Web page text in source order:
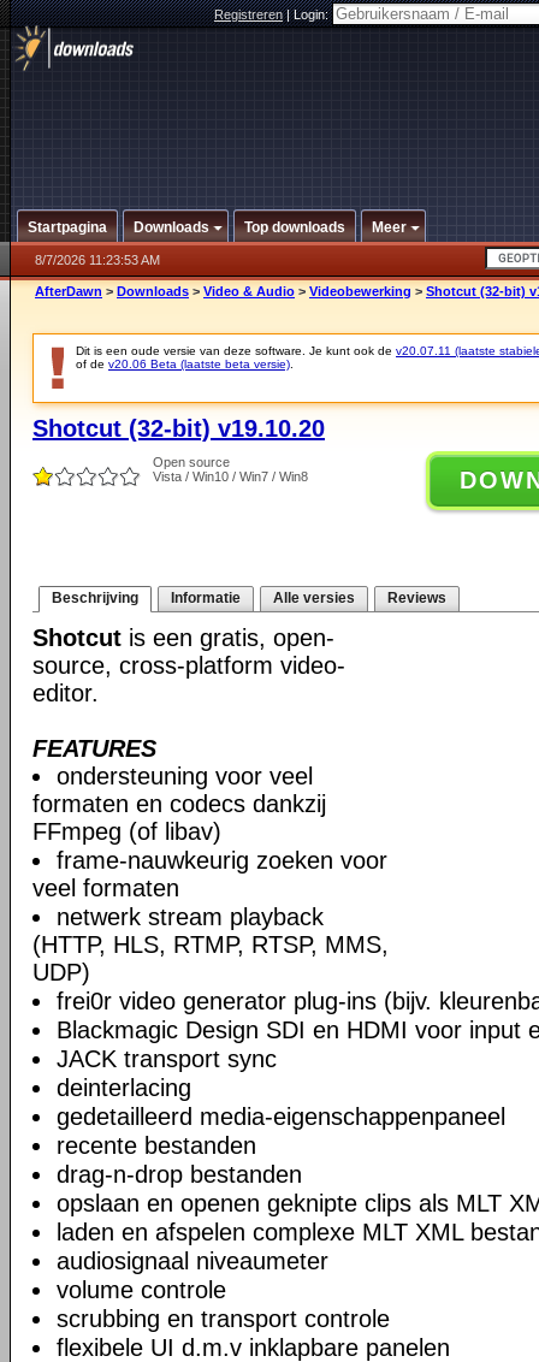
Registreren|Login:
Startpagina Downloads Top downloads Meer
8/7/2026 11:23:53 AM
AfterDawn > Downloads > Video & Audio > Videobewerking > Shotcut (32-bit)
Dit is een oude versie van deze software. Je kunt ook de v20.07.11 (laatste
of de v20.06 Beta (laatste beta versie)
Shotcut (32-bit) v19.10.20
Open source
Vista / Win10 / Win7 / Win8
Beschrijving Informatie Alle versies Reviews
Shotcut is een gratis, open-
source, cross-platform video-
editor.
FEATURES
ondersteuning voor veel
formaten en codecs dankzij
FFmpeg (of libav)
frame-nauwkeurig zoeken voor
veel formaten
netwerk stream playback
(HTTP, HLS, RTMP, RTSP, MMS,
UDP)
frei0r video generator plug-ins (bijv.
Blackmagic Design SDI en HDMI voor input
JACK transport sync
deinterlacing
gedetailleerd media-eigenschappenpaneel
recente bestanden
drag-n-drop bestanden
opslaan en openen geknipte clips als MLT
laden en afspelen complexe MLT XML
audiosignaal niveaumeter
volume controle
scrubbing en transport controle
flexibele UI d.m.v inklapbare panelen